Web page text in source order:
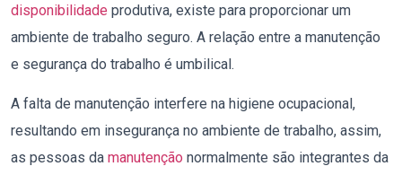
disponibilidade produtiva, existe para proporcionar um
ambiente de trabalho seguro. A relação entre a manutenção
e segurança do trabalho é umbilical.
A falta de manutenção interfere na higiene ocupacional,
resultando em insegurança no ambiente de trabalho, assim,
as pessoas da manutenção normalmente são integrantes da